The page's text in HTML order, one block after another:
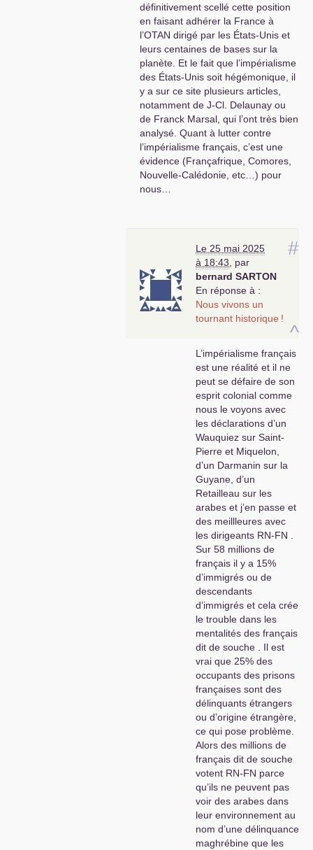
définitivement scellé cette position
en faisant adhérer la France à
l’OTAN dirigé par les États-Unis et
leurs centaines de bases sur la
planète. Et le fait que l’impérialisme
des États-Unis soit hégémonique, il
y a sur ce site plusieurs articles,
notamment de J-Cl. Delaunay ou
de Franck Marsal, qui l’ont très bien
analysé. Quant à lutter contre
l’impérialisme français, c’est une
évidence (Françafrique, Comores,
Nouvelle-Calédonie, etc…) pour
nous…
divergents, cela ne fait aucun
doute. Et je respecte tout-à-fait
votre décision. Avec le temps, nous
verrons bien qui avait raison. Je
garde d’ailleurs de très bons
souvenirs de ceux que j’ai côtoyés
pas à l’esprit de venir sur le site de
pour vous dire que vous avez
une vision courte et tronquée! Et
sous-entendu de vous reprocher
d’usurper l’appellation communiste
Pour moi, l’insulte commence ici et
ne vient pas de moi. C’est une
manière de faire que l’on retrouve
un peu de partout sur Internet et
qui m’est particulièrement
insupportable. Ce qui explique que
j’ai publié son intervention et ma
réponse cinglante…
Bien fraternellement
#
^
Le 25 mai 2025
à 18:43, par
bernard SARTON
En réponse à :
Nous vivons un
tournant historique !
L’impérialisme français
est une réalité et il ne
peut se défaire de son
esprit colonial comme
nous le voyons avec
les déclarations d’un
Wauquiez sur Saint-
Pierre et Miquelon,
d’un Darmanin sur la
Guyane, d’un
Retailleau sur les
arabes et j’en passe et
des meillleures avec
les dirigeants RN-FN .
Sur 58 millions de
français il y a 15%
d’immigrés ou de
descendants
d’immigrés et cela crée
le trouble dans les
mentalités des français
dit de souche . Il est
vrai que 25% des
occupants des prisons
françaises sont des
délinquants étrangers
ou d’origine étrangère,
ce qui pose problème.
Alors des millions de
français dit de souche
votent RN-FN parce
qu’ils ne peuvent pas
voir des arabes dans
leur environnement au
nom d’une délinquance
maghrébine que les